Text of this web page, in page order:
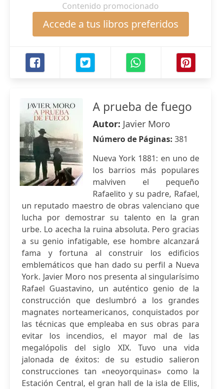
Contenido promocionado
Accede a tus libros preferidos
A prueba de fuego
Autor: Javier Moro
Número de Páginas: 381
Nueva York 1881: en uno de
los barrios más populares
malviven el pequeño
Rafaelito y su padre, Rafael,
un reputado maestro de obras valenciano que
lucha por demostrar su talento en la gran
urbe. Lo acecha la ruina absoluta. Pero gracias
a su genio infatigable, ese hombre alcanzará
fama y fortuna al construir los edificios
emblemáticos que han dado su perfil a Nueva
York. Javier Moro nos presenta al singularísimo
Rafael Guastavino, un auténtico genio de la
construcción que deslumbró a los grandes
magnates norteamericanos, conquistados por
las técnicas que empleaba en sus obras para
evitar los incendios, el mayor mal de las
megalópolis del siglo XIX. Tuvo una vida
jalonada de éxitos: de su estudio salieron
construcciones tan «neoyorquinas» como la
Estación Central, el gran hall de la isla de Ellis,